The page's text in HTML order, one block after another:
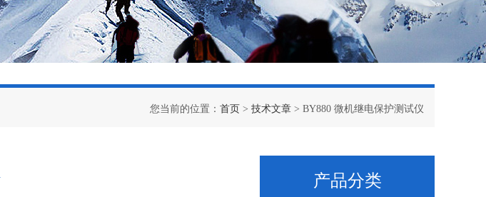
您当前的位置： 首页 > 技术文章 > BY880 微机继电保护测试仪
产品分类